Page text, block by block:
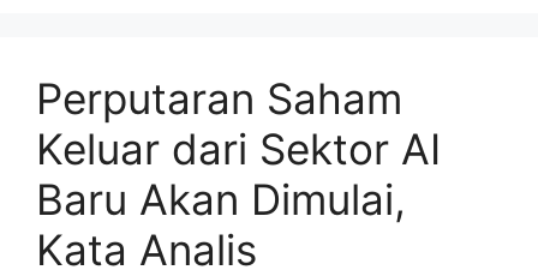
Perputaran Saham
Keluar dari Sektor AI
Baru Akan Dimulai,
Kata Analis